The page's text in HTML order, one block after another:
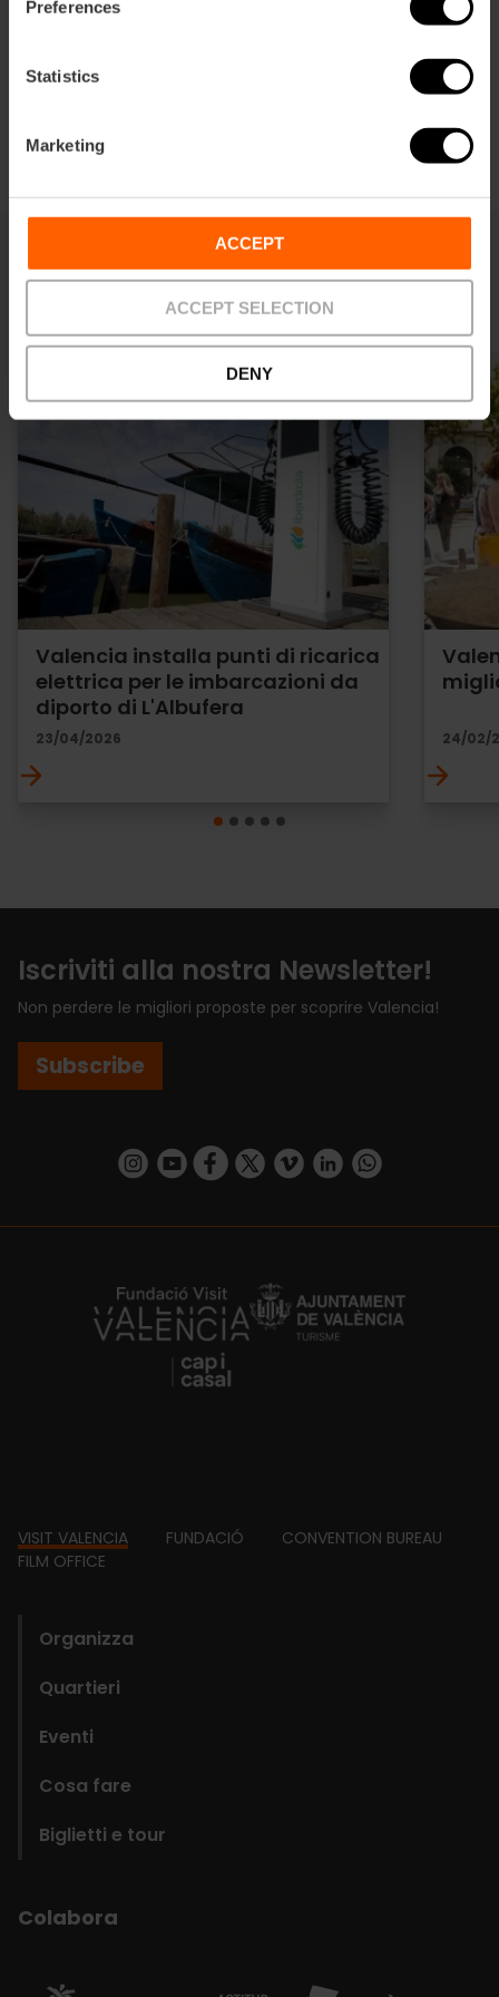
Preferences
Statistics
Marketing
ACCEPT
ACCEPT SELECTION
DENY
aderire alla Dichiarazione di Glasgow come un modo per
Valencia installa punti di ricarica
elettrica per le imbarcazioni da
diporto di L'Albufera
23/04/2026 24/02/
Iscriviti alla nostra Newsletter!
Non perdere le migliori proposte per scoprire Valencia!
Subscribe
https://www.instagram.com/visit_valencia/
https://www.youtube.com/user/
https://www.facebook.com/
https://twitter.com/VisitaValencia
https://vimeo.com/
https://www.linkedin.com/company/turismo-valencia/https://api.whatsapp.com/send/
https://fundacion.visitvalencia.com/
Footer
VISIT VALENCIA FUNDACIÓ
CONVENTION BUREAU
FILM OFFICE
Organizza
Quartieri
Eventi
Cosa fare
Biglietti e tour
Colabora